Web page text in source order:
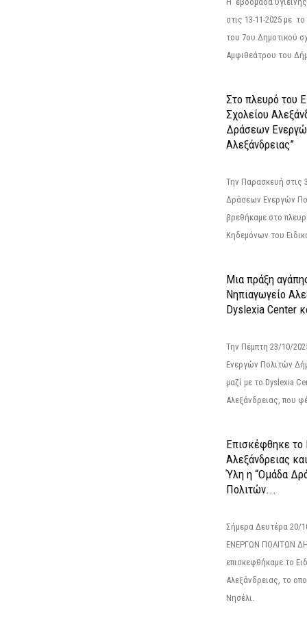
στις 13-11-2025 με
του 7ου Δημοτικού
Αμφιθεάτρου του
Στο πλευρό του
Σχολείου
Δράσεων
Αλεξάνδρειας”
Την Παρασκευή
Δράσεων Ενεργών
βρεθήκαμε στο
Κηδεμόνων του
Μια πράξη
Νηπιαγωγείο
Dyslexia Center
Την Πέμπτη 23/10/
Ενεργών Πολιτών
μαζί με το Dyslexia
Αλεξάνδρειας, που
Επισκέφθηκε το
Αλεξάνδρειας
Ύλη η “Ομάδα
Πολιτών...
Σήμερα Δευτέρα
ΕΝΕΡΓΩΝ ΠΟΛΙΤΩΝ
επισκεφθήκαμε το
Αλεξάνδρειας, το
Νησέλι.